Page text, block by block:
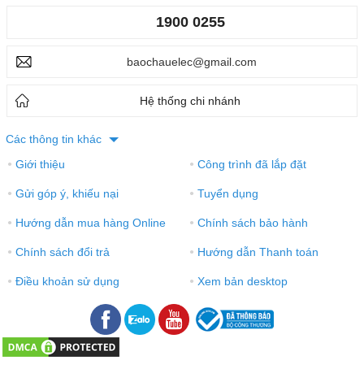
1900 0255
baochauelec@gmail.com
Hệ thống chi nhánh
Các thông tin khác
● Giới thiệu ● Công trình đã lắp đặt
● Gửi góp ý, khiếu nại ● Tuyển dụng
● Hướng dẫn mua hàng Online ● Chính sách bảo hành
● Chính sách đổi trả ● Hướng dẫn Thanh toán
● Điều khoản sử dụng ● Xem bản desktop